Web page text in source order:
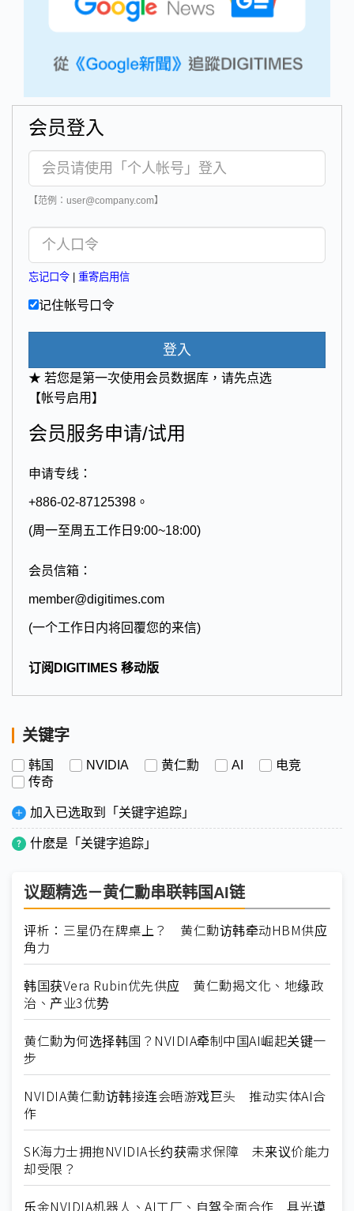
会员登入
【范例：user@company.com】
忘记口令 重寄启用信
记住帐号口令
登入
★ 若您是第一次使用会员数据库，请先点选
【帐号启用】
会员服务申请/试用
申请专线：
+886-02-87125398。
(周一至周五工作日9:00~18:00)
会员信箱：
member@digitimes.com
(一个工作日内将回覆您的来信)
订阅DIGITIMES 移动版
关键字
韩国 NVIDIA 黄仁勳 AI
电竞
传奇
加入已选取到「关键字追踪」
什麽是「关键字追踪」
议题精选－黄仁勳串联韩国AI链
评析：三星仍在牌桌上？ 黄仁勳访韩牵动HBM供应
角力
韩国获Vera Rubin优先供应 黄仁勳揭文化、地缘政
治、产业3优势
黄仁勳为何选择韩国？NVIDIA牵制中国AI崛起关键一
步
NVIDIA黄仁勳访韩接连会晤游戏巨头 推动实体AI合
作
SK海力士拥抱NVIDIA长约获需求保障 未来议价能力
却受限？
乐金NVIDIA机器人、AI工厂、自驾全面合作 具光谟